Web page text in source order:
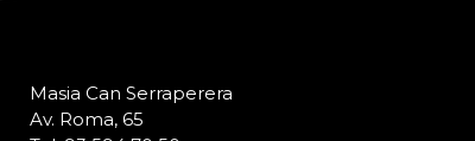
Masia Can Serraperera
Av. Roma, 65